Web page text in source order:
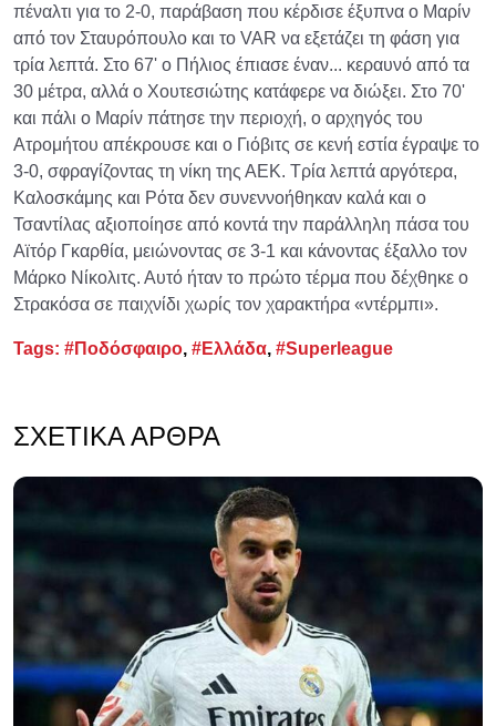
πέναλτι για το 2-0, παράβαση που κέρδισε έξυπνα ο Μαρίν
από τον Σταυρόπουλο και το VAR να εξετάζει τη φάση για
τρία λεπτά. Στο 67' ο Πήλιος έπιασε έναν... κεραυνό από τα
30 μέτρα, αλλά ο Χουτεσιώτης κατάφερε να διώξει. Στο 70'
και πάλι ο Μαρίν πάτησε την περιοχή, ο αρχηγός του
Ατρομήτου απέκρουσε και ο Γιόβιτς σε κενή εστία έγραψε το
3-0, σφραγίζοντας τη νίκη της ΑΕΚ. Τρία λεπτά αργότερα,
Καλοσκάμης και Ρότα δεν συνεννοήθηκαν καλά και ο
Τσαντίλας αξιοποίησε από κοντά την παράλληλη πάσα του
Αϊτόρ Γκαρθία, μειώνοντας σε 3-1 και κάνοντας έξαλλο τον
Μάρκο Νίκολιτς. Αυτό ήταν το πρώτο τέρμα που δέχθηκε ο
Στρακόσα σε παιχνίδι χωρίς τον χαρακτήρα «ντέρμπι».
Tags: #Ποδόσφαιρο, #Ελλάδα, #Superleague
ΣΧΕΤΙΚΆ ΆΡΘΡΑ